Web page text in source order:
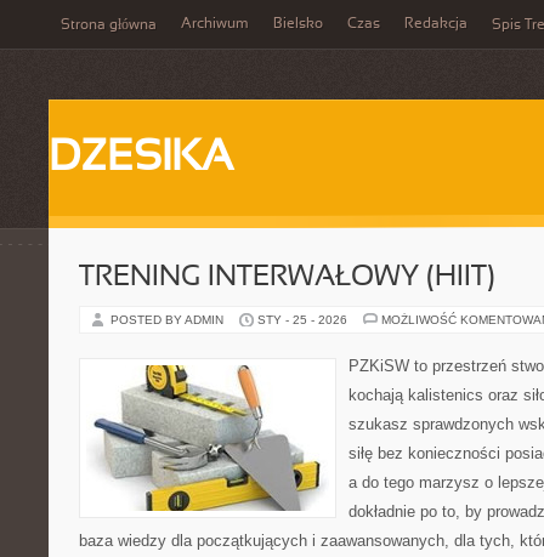
Strona główna Archiwum Bielsko Czas Redakcja Spis
DZESIKA
TRENING INTERWAŁOWY (HIIT)
POSTED BY ADMIN STY - 25 - 2026 MOŻLIWOŚĆ
PZKiSW to przestrzeń
kochają kalistenics oraz
szukasz sprawdzonych
siłę bez konieczności
a do tego marzysz o
dokładnie po to, by
baza wiedzy dla początkujących i zaawansowanych, dla tych,